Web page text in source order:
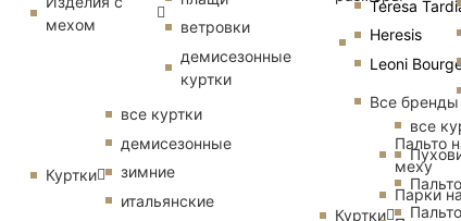
Teresa
Heresis
Leoni
Все бренды
Пальто
меху
Парки
мехом
ветровки
демисезонные
куртки
Куртки
все куртки
демисезонные
зимние
итальянские
Куртки
все